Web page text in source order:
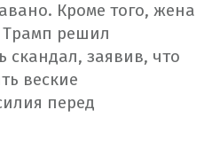
Кроме того, жена
решил
скандал, заявив, что
веские
перед